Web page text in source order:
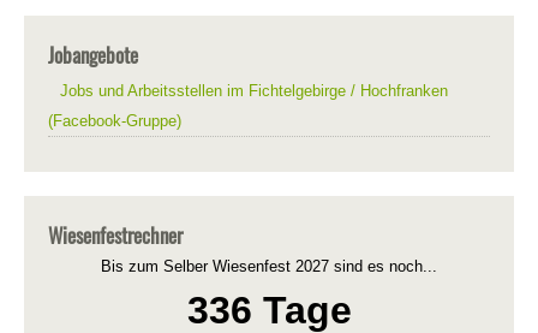
Jobangebote
Jobs und Arbeitsstellen im Fichtelgebirge / Hochfranken
(Facebook-Gruppe)
Wiesenfestrechner
Bis zum Selber Wiesenfest 2027 sind es noch...
336 Tage